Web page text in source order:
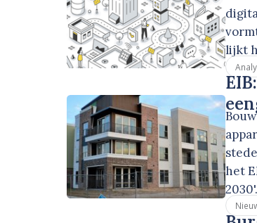
lijkt
het
2030'.